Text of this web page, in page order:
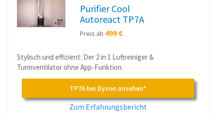
Purifier Cool
Autoreact TP7A
Preis ab 499 €
Stylisch und effizient: Der 2 in 1 Luftreiniger &
Turmventilator ohne App-Funktion.
TP7A bei Dyson ansehen*
Zum Erfahrungsbericht